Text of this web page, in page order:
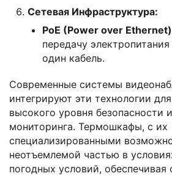
Сетевая Инфраструктура:
PoE (Power over
передачу
один кабель.
Современные системы
интегрируют эти технологии
высокого уровня безопасности
мониторинга. Термошкафы, с их
специализированными
неотъемлемой частью в
погодных условий, обеспечивая